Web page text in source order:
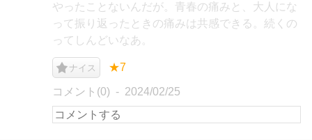
やったことないんだが。青春の痛みと、大人にな
って振り返ったときの痛みは共感できる。続くの
ってしんどいなあ。
ナイス ★7
コメント(0) 2024/02/25